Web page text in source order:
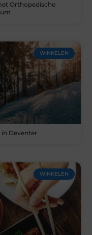
Orthopedische
WINKELEN
Deventer
WINKELEN